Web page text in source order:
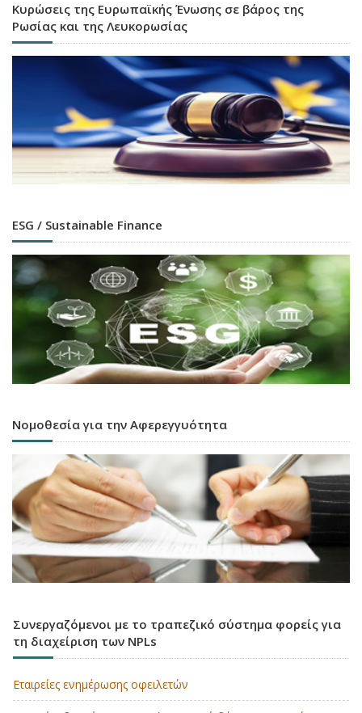
Κυρώσεις της Ευρωπαϊκής Ένωσης σε βάρος της
Ρωσίας και της Λευκορωσίας
ESG / Sustainable Finance
Νομοθεσία για την Αφερεγγυότητα
Συνεργαζόμενοι με το τραπεζικό σύστημα φορείς για
τη διαχείριση των NPLs
Εταιρείες ενημέρωσης οφειλετών